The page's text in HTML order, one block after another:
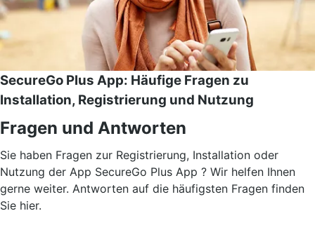
SecureGo Plus App: Häufige Fragen zu
Installation, Registrierung und Nutzung
Fragen und Antworten
Sie haben Fragen zur Registrierung, Installation oder
Nutzung der App SecureGo Plus App ? Wir helfen Ihnen
gerne weiter. Antworten auf die häufigsten Fragen finden
Sie hier.